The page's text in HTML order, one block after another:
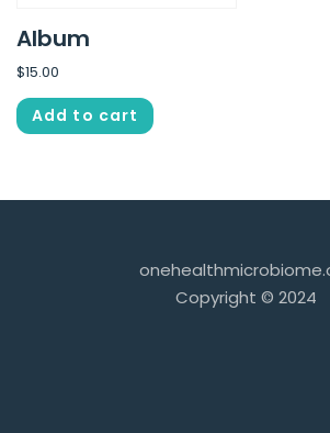
Album
$15.00
Add to cart
Copyright © 2024